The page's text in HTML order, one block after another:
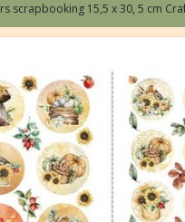
scrapbooking 15,5 x 30, 5 cm